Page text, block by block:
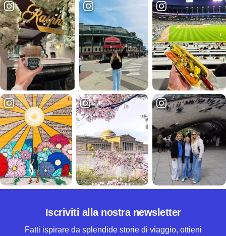
Iscriviti alla nostra newsletter
Fatti ispirare da splendide storie di viaggio, ottieni